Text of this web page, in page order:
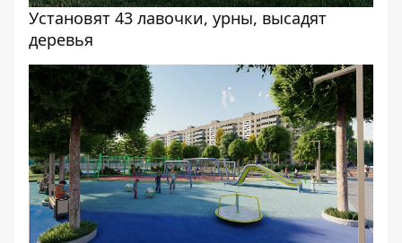
Установят 43 лавочки, урны, высадят
деревья